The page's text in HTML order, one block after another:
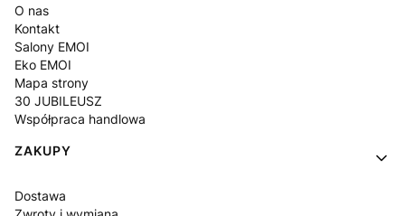
O nas
Kontakt
Salony EMOI
Eko EMOI
Mapa strony
30 JUBILEUSZ
Współpraca handlowa
ZAKUPY
Dostawa